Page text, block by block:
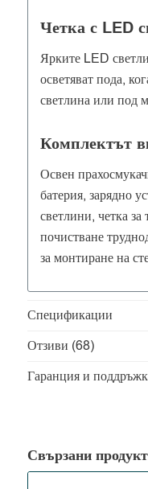
Четка с LED
Ярките LED
осветяват пода,
светлина или под
Комплектът
Освен
батерия, зарядно
светлини, четка
почистване
за монтиране на
Спецификации
Отзиви (68)
Гаранция и
Свързани